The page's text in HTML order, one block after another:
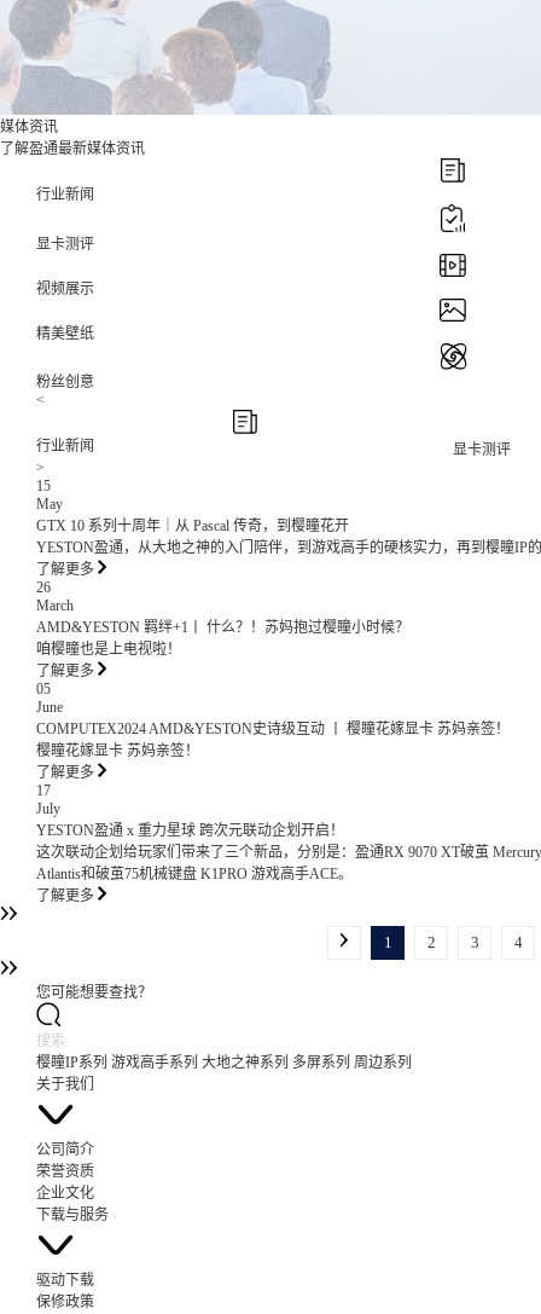
媒体资讯
了解盈通最新媒体资讯
行业新闻
显卡测评
视频展示
精美壁纸
粉丝创意
<
行业新闻
显卡测评
>
15
May
GTX 10 系列十周年｜从 Pascal 传奇，到樱瞳花开
YESTON盈通，从大地之神的入门陪伴，到游戏高手的硬核实力，再到樱瞳IP
了解更多
26
March
AMD&YESTON 羁绊+1丨 什么？！苏妈抱过樱瞳小时候？
咱樱瞳也是上电视啦！
了解更多
05
June
COMPUTEX2024 AMD&YESTON史诗级互动 丨 樱瞳花嫁显卡 苏妈亲签！
樱瞳花嫁显卡 苏妈亲签！
了解更多
17
July
YESTON盈通 x 重力星球 跨次元联动企划开启！
这次联动企划给玩家们带来了三个新品，分别是：盈通RX 9070 XT破茧
Atlantis和破茧75机械键盘 K1PRO 游戏高手ACE。
了解更多
1 2 3 4
您可能想要查找？
樱瞳IP系列 游戏高手系列 大地之神系列 多屏系列 周边系列
关于我们
公司简介
荣誉资质
企业文化
下载与服务
驱动下载
保修政策